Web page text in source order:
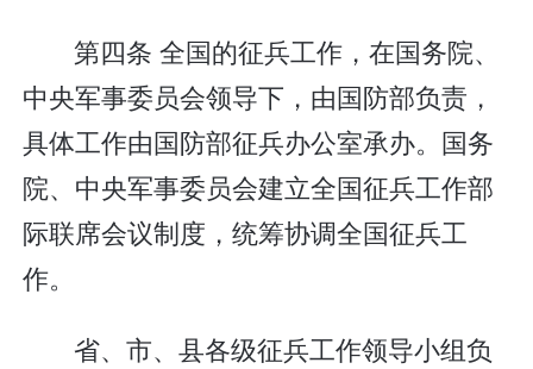
第四条 全国的征兵工作，在国务院、
中央军事委员会领导下，由国防部负责，
具体工作由国防部征兵办公室承办。国务
院、中央军事委员会建立全国征兵工作部
际联席会议制度，统筹协调全国征兵工
作。
省、市、县各级征兵工作领导小组负